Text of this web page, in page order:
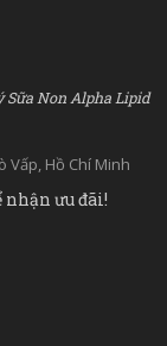
Sữa Non Alpha Lipid
Vấp, Hồ Chí Minh
nhận ưu đãi!